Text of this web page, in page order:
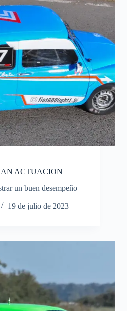
ACTUACION
un buen desempeño
19 de julio de 2023